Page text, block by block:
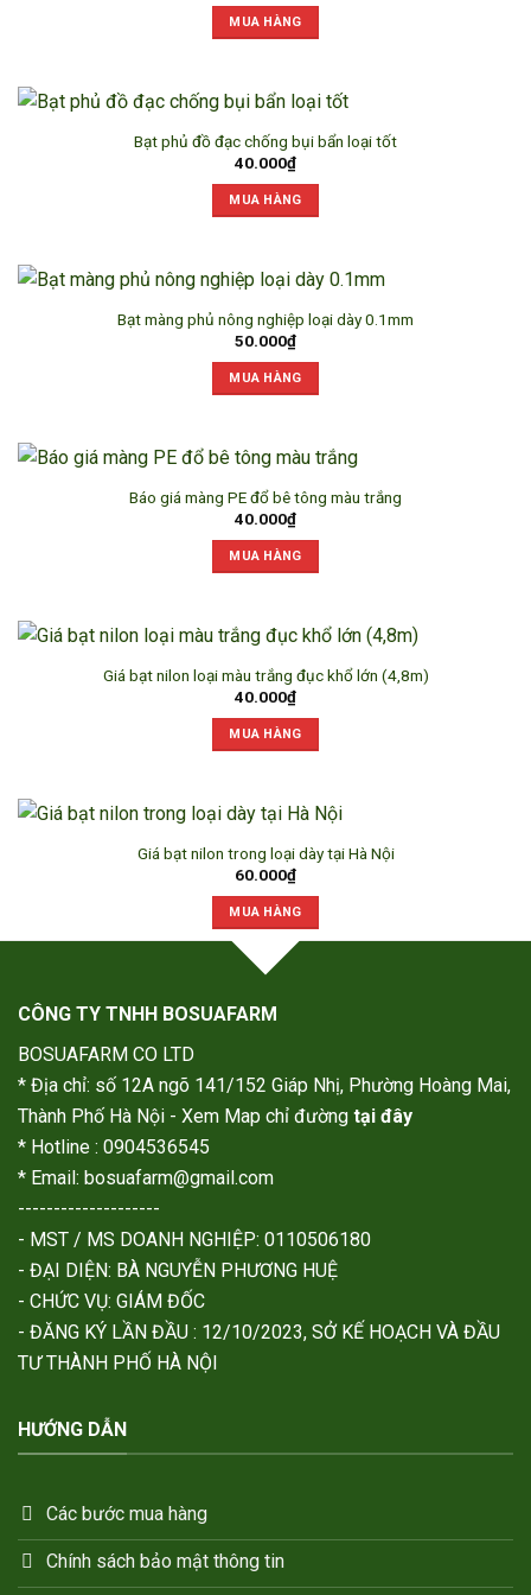
MUA HÀNG
Bạt phủ đồ đạc chống bụi bẩn loại tốt
40.000₫
MUA HÀNG
Bạt màng phủ nông nghiệp loại dày 0.1mm
50.000₫
MUA HÀNG
Báo giá màng PE đổ bê tông màu trắng
40.000₫
MUA HÀNG
Giá bạt nilon loại màu trắng đục khổ lớn (4,8m)
40.000₫
MUA HÀNG
Giá bạt nilon trong loại dày tại Hà Nội
60.000₫
MUA HÀNG
CÔNG TY TNHH BOSUAFARM
BOSUAFARM CO LTD
* Địa chỉ: số 12A ngõ 141/152 Giáp Nhị, Phường Hoàng Mai,
Thành Phố Hà Nội - Xem Map chỉ đường tại đây
* Hotline : 0904536545
* Email: bosuafarm@gmail.com
--------------------
- MST / MS DOANH NGHIỆP: 0110506180
- ĐẠI DIỆN: BÀ NGUYỄN PHƯƠNG HUỆ
- CHỨC VỤ: GIÁM ĐỐC
- ĐĂNG KÝ LẦN ĐẦU : 12/10/2023, SỞ KẾ HOẠCH VÀ ĐẦU
TƯ THÀNH PHỐ HÀ NỘI
HƯỚNG DẪN
Các bước mua hàng
Chính sách bảo mật thông tin